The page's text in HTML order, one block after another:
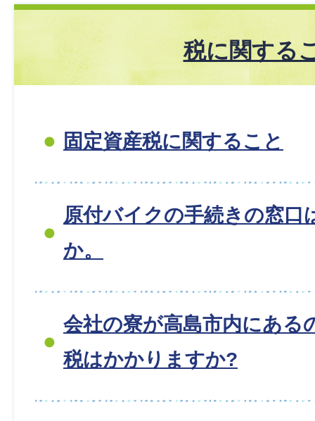
税に関する
固定資産税に関すること
原付バイクの手続きの窓口
か。
会社の寮が高島市内にある
税はかかりますか?